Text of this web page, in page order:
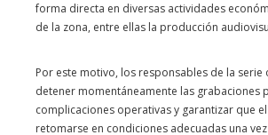
forma directa en diversas actividades
de la zona, entre ellas la producción
Por este motivo, los responsables de la
detener momentáneamente las grabaciones
complicaciones operativas y garantizar que
retomarse en condiciones adecuadas una